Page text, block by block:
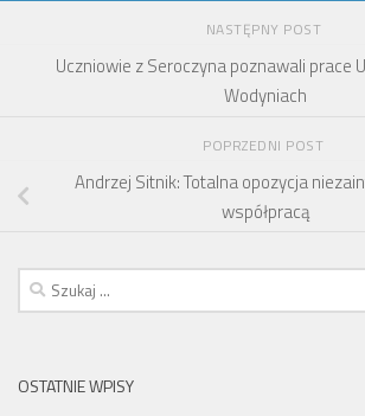
NASTĘPNY POST
Uczniowie z Seroczyna poznawali prace
Wodyniach
POPRZEDNI POST
Andrzej Sitnik: Totalna opozycja
współpracą
Szukaj:
OSTATNIE WPISY